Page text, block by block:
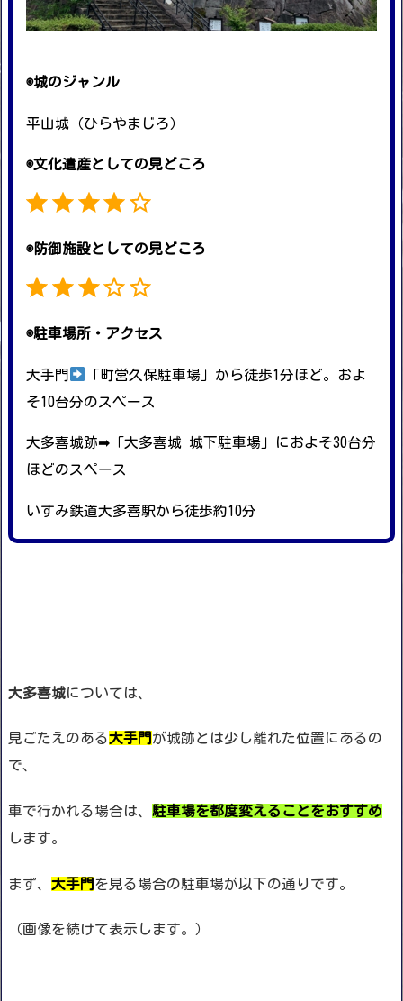
◉城のジャンル
平山城（ひらやまじろ）
◉文化遺産としての見どころ
◉防御施設としての見どころ
◉駐車場所・アクセス
大手門
「町営久保駐車場」から徒歩1分ほど。およ
そ10台分のスペース
大多喜城跡➡︎「大多喜城 城下駐車場」におよそ30台分
ほどのスペース
いすみ鉄道大多喜駅から徒歩約10分
大多喜城については、
見ごたえのある大手門 が城跡とは少し離れた位置にあるの
で、
車で行かれる場合は、 駐車場を都度変えることをおすすめ
します。
まず、 大手門 を見る場合の駐車場が以下の通りです。
（画像を続けて表示します。）